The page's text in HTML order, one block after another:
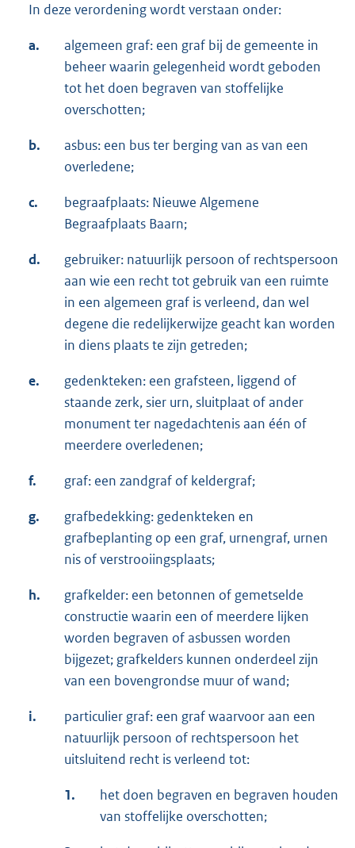
In deze verordening wordt verstaan onder:
a.
algemeen graf: een graf bij de gemeente in
beheer waarin gelegenheid wordt geboden
tot het doen begraven van stoffelijke
overschotten;
b.
asbus: een bus ter berging van as van een
overledene;
c.
begraafplaats: Nieuwe Algemene
Begraafplaats Baarn;
d.
gebruiker: natuurlijk persoon of rechtspersoon
aan wie een recht tot gebruik van een ruimte
in een algemeen graf is verleend, dan wel
degene die redelijkerwijze geacht kan worden
in diens plaats te zijn getreden;
e.
gedenkteken: een grafsteen, liggend of
staande zerk, sier urn, sluitplaat of ander
monument ter nagedachtenis aan één of
meerdere overledenen;
f. graf: een zandgraf of keldergraf;
g.
grafbedekking: gedenkteken en
grafbeplanting op een graf, urnengraf, urnen
nis of verstrooiingsplaats;
h.
grafkelder: een betonnen of gemetselde
constructie waarin een of meerdere lijken
worden begraven of asbussen worden
bijgezet; grafkelders kunnen onderdeel zijn
van een bovengrondse muur of wand;
i.
particulier graf: een graf waarvoor aan een
natuurlijk persoon of rechtspersoon het
uitsluitend recht is verleend tot:
1.
het doen begraven en begraven houden
van stoffelijke overschotten;